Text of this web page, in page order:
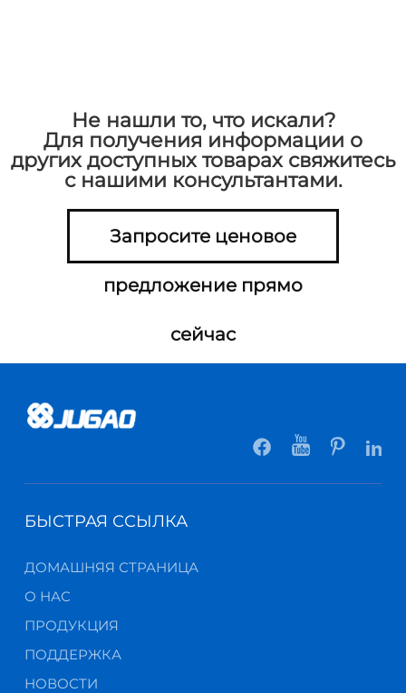
Не нашли то, что искали?
Для получения информации о
других доступных товарах свяжитесь
с нашими консультантами.
Запросите ценовое
предложение прямо
сейчас
БЫСТРАЯ ССЫЛКА
ДОМАШНЯЯ СТРАНИЦА
О НАС
ПРОДУКЦИЯ
ПОДДЕРЖКА
НОВОСТИ